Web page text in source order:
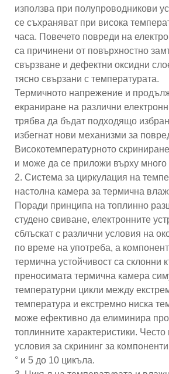
използва при полупроводникови
се съхраняват при висока
часа. Повечето повреди на
са причинени от повърхностно
свързване и дефектни оксидни
тясно свързани с температурата.
Термичното напрежение и
екраниране на различни
трябва да бъдат подходящо
избегнат нови механизми за
Високотемпературното
и може да се приложи върху много
2. Система за циркулация на
настолна камера за термична
Поради принципа на топлинно
студено свиване, електронните
сблъскат с различни условия на
по време на употреба, а
термична устойчивост са склонни
преносимата термична камера
температурни цикли между
температура и екстремно ниска
може ефективно да елиминира
топлинните характеристики. Често
условия за скрининг за
° и 5 до 10 цикъла.